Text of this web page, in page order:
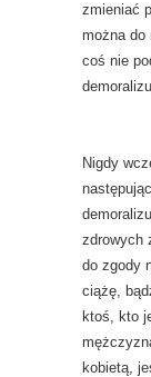
zmieniać
można do
coś nie
Nigdy
zdrowych
do zgody
ciążę,
ktoś, kto
kobietą,